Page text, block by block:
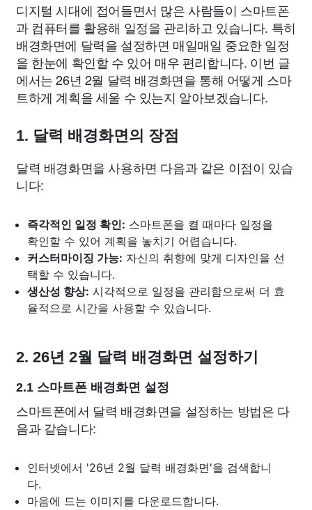
디지털 시대에 접어들면서 많은 사람들이 스마트폰
과 컴퓨터를 활용해 일정을 관리하고 있습니다. 특히
배경화면에 달력을 설정하면 매일매일 중요한 일정
을 한눈에 확인할 수 있어 매우 편리합니다. 이번 글
에서는 26년 2월 달력 배경화면을 통해 어떻게 스마
트하게 계획을 세울 수 있는지 알아보겠습니다.
1. 달력 배경화면의 장점
달력 배경화면을 사용하면 다음과 같은 이점이 있습
니다:
즉각적인 일정 확인: 스마트폰을 켤 때마다 일정을
확인할 수 있어 계획을 놓치기 어렵습니다.
커스터마이징 가능: 자신의 취향에 맞게 디자인을 선
택할 수 있습니다.
생산성 향상: 시각적으로 일정을 관리함으로써 더 효
율적으로 시간을 사용할 수 있습니다.
2. 26년 2월 달력 배경화면 설정하기
2.1 스마트폰 배경화면 설정
스마트폰에서 달력 배경화면을 설정하는 방법은 다
음과 같습니다:
인터넷에서 '26년 2월 달력 배경화면'을 검색합니
다.
마음에 드는 이미지를 다운로드합니다.